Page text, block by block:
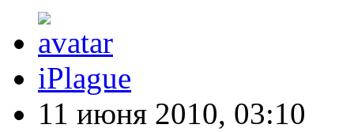
iPlague
11 июня 2010, 03:10